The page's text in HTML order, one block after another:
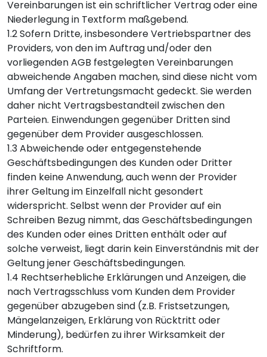
Vereinbarungen ist ein schriftlicher Vertrag oder eine
Niederlegung in Textform maßgebend.
1.2 Sofern Dritte, insbesondere Vertriebspartner des
Providers, von den im Auftrag und/oder den
vorliegenden AGB festgelegten Vereinbarungen
abweichende Angaben machen, sind diese nicht vom
Umfang der Vertretungsmacht gedeckt. Sie werden
daher nicht Vertragsbestandteil zwischen den
Parteien. Einwendungen gegenüber Dritten sind
gegenüber dem Provider ausgeschlossen.
1.3 Abweichende oder entgegenstehende
Geschäftsbedingungen des Kunden oder Dritter
finden keine Anwendung, auch wenn der Provider
ihrer Geltung im Einzelfall nicht gesondert
widerspricht. Selbst wenn der Provider auf ein
Schreiben Bezug nimmt, das Geschäftsbedingungen
des Kunden oder eines Dritten enthält oder auf
solche verweist, liegt darin kein Einverständnis mit der
Geltung jener Geschäftsbedingungen.
1.4 Rechtserhebliche Erklärungen und Anzeigen, die
nach Vertragsschluss vom Kunden dem Provider
gegenüber abzugeben sind (z.B. Fristsetzungen,
Mängelanzeigen, Erklärung von Rücktritt oder
Minderung), bedürfen zu ihrer Wirksamkeit der
Schriftform.